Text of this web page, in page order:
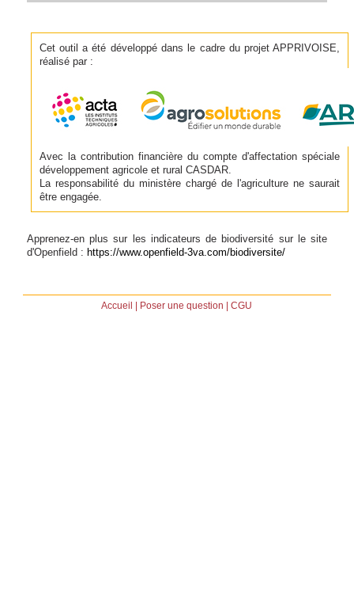
Cet outil a été développé dans le cadre du projet APPRIVOISE,
réalisé par :
Avec la contribution financière du compte d'affectation spéciale
développement agricole et rural CASDAR.
La responsabilité du ministère chargé de l'agriculture ne saurait
être engagée.
Apprenez-en plus sur les indicateurs de biodiversité sur le site
d'Openfield : https://www.openfield-3va.com/biodiversite/
Accueil Poser une question |CGU